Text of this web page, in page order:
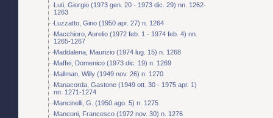
Luti, Giorgio (1973 gen. 20 - 1973 dic. 29) nn. 1262-
1263
Luzzatto, Gino (1950 apr. 27) n. 1264
Macchioro, Aurelio (1972 feb. 1 - 1974 feb. 4) nn.
1265-1267
Maddalena, Maurizio (1974 lug. 15) n. 1268
Maffei, Domenico (1973 dic. 19) n. 1269
Mallman, Willy (1949 nov. 26) n. 1270
Manacorda, Gastone (1949 ott. 30 - 1975 apr. 1)
nn. 1271-1274
Mancinelli, G. (1950 ago. 5) n. 1275
Manconi, Francesco (1972 nov. 30) n. 1276